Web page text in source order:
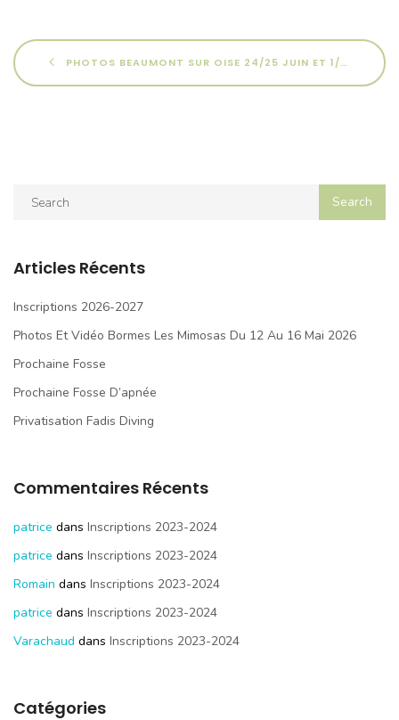
PHOTOS BEAUMONT SUR OISE 24/25 JUIN ET 1/2 JUILLET 2023
Articles Récents
Inscriptions 2026-2027
Photos Et Vidéo Bormes Les Mimosas Du 12 Au 16 Mai 2026
Prochaine Fosse
Prochaine Fosse D’apnée
Privatisation Fadis Diving
Commentaires Récents
patrice dans Inscriptions 2023-2024
patrice dans Inscriptions 2023-2024
Romain dans Inscriptions 2023-2024
patrice dans Inscriptions 2023-2024
Varachaud dans Inscriptions 2023-2024
Catégories